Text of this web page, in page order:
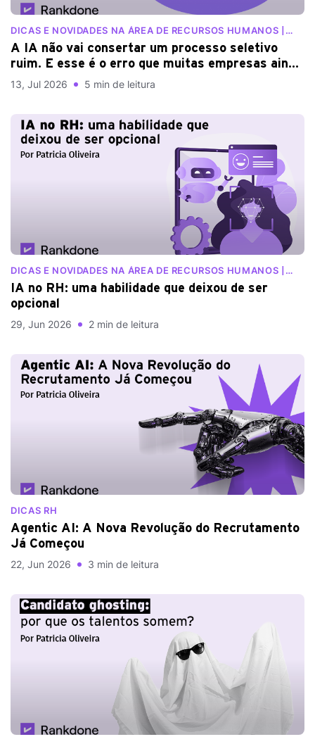
DICAS E NOVIDADES NA ÁREA DE RECURSOS HUMANOS |
A IA não vai consertar um processo seletivo
ruim. E esse é o erro que muitas empresas ainda
cometem
13, Jul 2026 5 min de leitura
DICAS E NOVIDADES NA ÁREA DE RECURSOS HUMANOS |
IA no RH: uma habilidade que deixou de ser
opcional
29, Jun 2026 2 min de leitura
DICAS RH
Agentic AI: A Nova Revolução do Recrutamento
Já Começou
22, Jun 2026 3 min de leitura